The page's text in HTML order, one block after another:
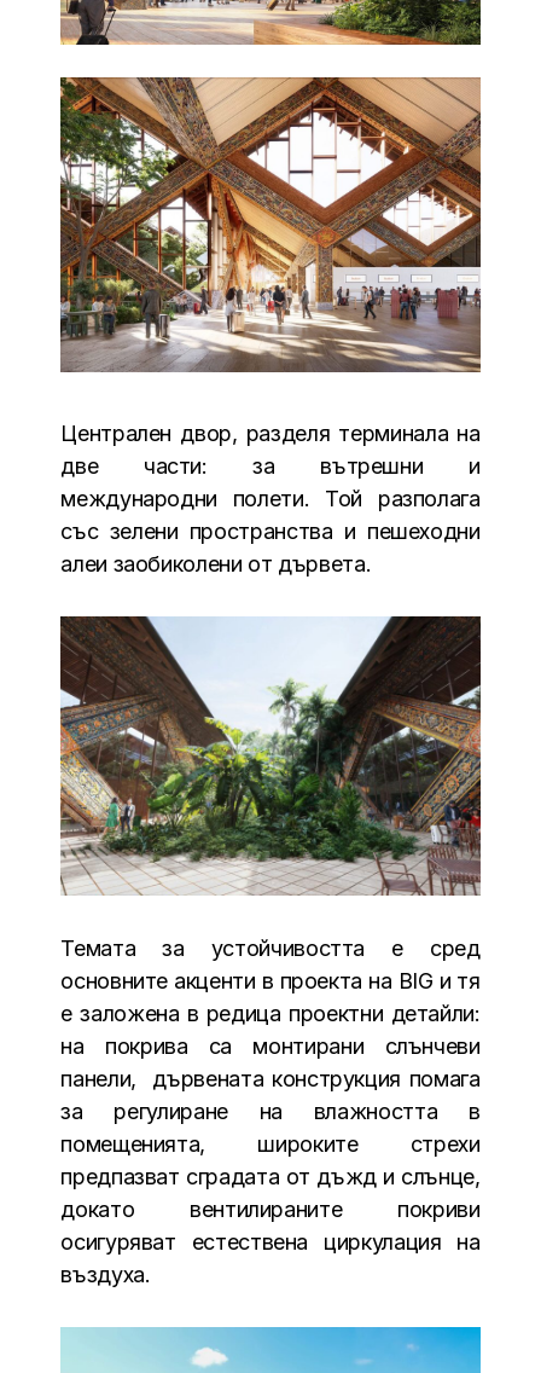
Централен двор, разделя терминала на
две части: за вътрешни и
международни полети. Той разполага
със зелени пространства и пешеходни
алеи заобиколени от дървета.
Темата за устойчивостта е сред
основните акценти в проекта на BIG и тя
е заложена в редица проектни детайли:
на покрива са монтирани слънчеви
панели, дървената конструкция помага
за регулиране на влажността в
помещенията, широките стрехи
предпазват сградата от дъжд и слънце,
докато вентилираните покриви
осигуряват естествена циркулация на
въздуха.